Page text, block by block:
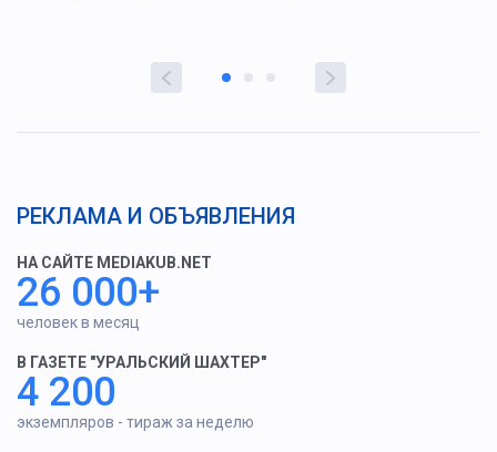
РЕКЛАМА И ОБЪЯВЛЕНИЯ
НА САЙТЕ MEDIAKUB.NET
26 000+
человек в месяц
В ГАЗЕТЕ "УРАЛЬСКИЙ ШАХТЕР"
4 200
экземпляров - тираж за неделю